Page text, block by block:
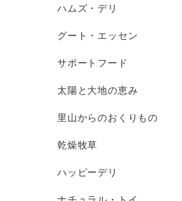
ハムズ・デリ
グート・エッセン
サポートフード
太陽と大地の恵み
里山からのおくりもの
乾燥牧草
ハッピーデリ